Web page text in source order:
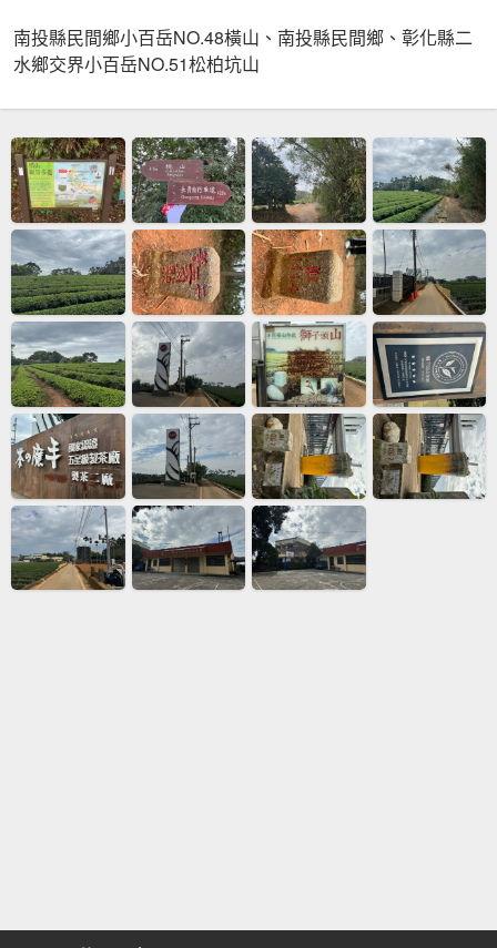
南投縣民間鄉小百岳NO.48橫山、南投縣民間鄉、彰化縣二
水鄉交界小百岳NO.51松柏坑山